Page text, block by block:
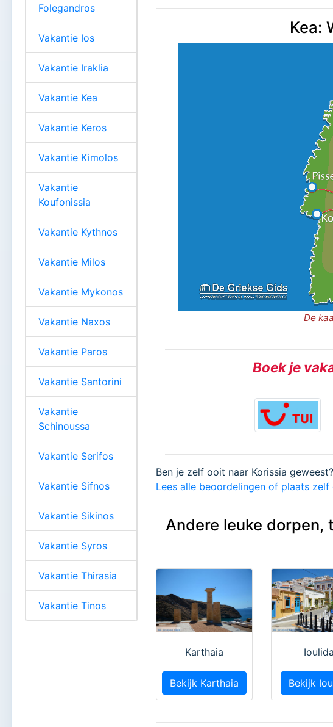
Kea:
De
Boek je
Ben je zelf ooit naar Korissia
Lees alle beoordelingen of plaats zelf
Andere leuke dorpen,
Karthaia
Bekijk Karthaia
Ioulida
Bekijk
Folegandros
Vakantie Ios
Vakantie Iraklia
Vakantie Kea
Vakantie Keros
Vakantie Kimolos
Vakantie
Koufonissia
Vakantie Kythnos
Vakantie Milos
Vakantie Mykonos
Vakantie Naxos
Vakantie Paros
Vakantie Santorini
Vakantie
Schinoussa
Vakantie Serifos
Vakantie Sifnos
Vakantie Sikinos
Vakantie Syros
Vakantie Thirasia
Vakantie Tinos